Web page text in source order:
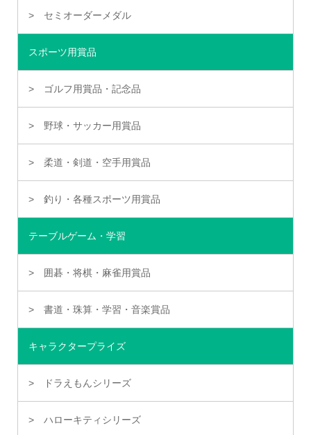
セミオーダーメダル
スポーツ用賞品
ゴルフ用賞品・記念品
野球・サッカー用賞品
柔道・剣道・空手用賞品
釣り・各種スポーツ用賞品
テーブルゲーム・学習
囲碁・将棋・麻雀用賞品
書道・珠算・学習・音楽賞品
キャラクタープライズ
ドラえもんシリーズ
ハローキティシリーズ